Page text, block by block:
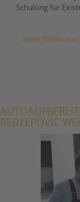
Schulung für
Mehr Bilder
REDZEPOVIC